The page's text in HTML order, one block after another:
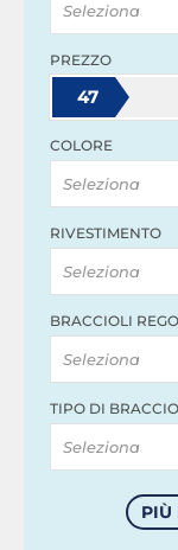
Seleziona
PREZZO
47
COLORE
Seleziona
RIVESTIMENTO
Seleziona
BRACCIOLI
Seleziona
TIPO DI
Seleziona
PIÙ